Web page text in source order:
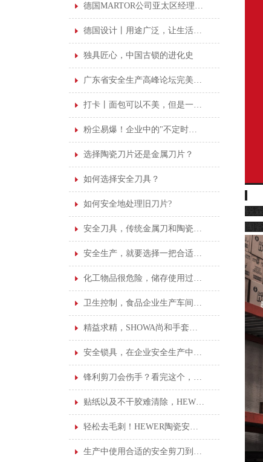
德国MARTOR公司亚太区经理亲临广州鑫磊培训
德国设计丨用途广泛，让生活更"剪"单
独具匠心，中国古锁的进化史
广东省安全生产高峰论坛完美落幕，安全意识永不落幕
打卡丨面包可以不美，但是一定要干净
粉尘易爆！企业中的"不定时炸弹"！
选择陶瓷刀片还是金属刀片？
如何选择安全刀具？
如何安全地处理旧刀片?
安全刀具，传统金属刀和陶瓷刀该如何抉择！
安全生产，就要选择一把合适的安全刀具
化工物品很危险，储存使用过程很重要！
卫生控制，食品企业生产车间的基本卫生标准！
精益求精，SHOWA尚和手套给您更好的操作保护
安全锁具，在企业安全生产中占着不可或缺的地位
锋利剪刀会伤手？看完这个，你就不会这样想了
贴纸以及不干胶难清除，HEWER清洁刮刀安全刀具就能轻松搞定！
轻松去毛刺！HEWER陶瓷安全修边刀您了解吗？
生产中使用合适的安全剪刀到底有多重要？看完这个就知道了